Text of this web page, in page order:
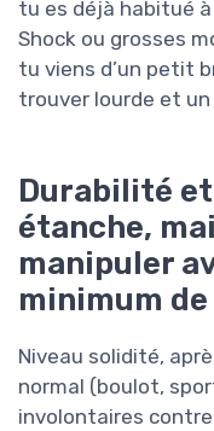
tu es déjà habitué
Shock ou grosses
tu viens d’un petit
trouver lourde et
Durabilité
étanche,
manipuler
minimum de
Niveau solidité,
normal (boulot,
involontaires